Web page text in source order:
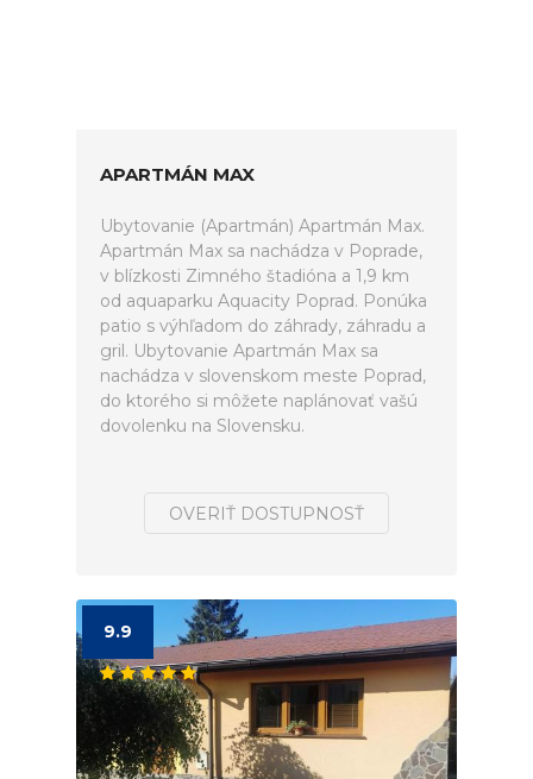
APARTMÁN MAX
Ubytovanie (Apartmán) Apartmán Max.
Apartmán Max sa nachádza v Poprade,
v blízkosti Zimného štadióna a 1,9 km
od aquaparku Aquacity Poprad. Ponúka
patio s výhľadom do záhrady, záhradu a
gril. Ubytovanie Apartmán Max sa
nachádza v slovenskom meste Poprad,
do ktorého si môžete naplánovať vašú
dovolenku na Slovensku.
OVERIŤ DOSTUPNOSŤ
9.9